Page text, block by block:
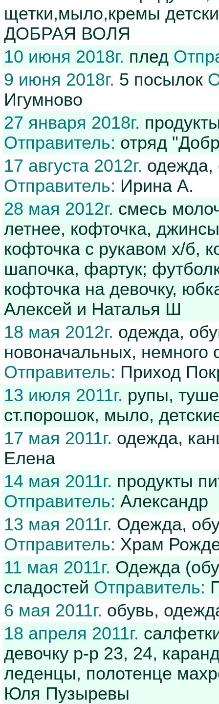
щетки,мыло,кремы
ДОБРАЯ ВОЛЯ
10 июня 2018г. плед
9 июня 2018г. 5 посылок
Игумново
27 января 2018г.
Отправитель: отряд
17 августа 2012г. одежда,
Отправитель: Ирина А.
28 мая 2012г. смесь
летнее, кофточка,
кофточка с рукавом х/б,
шапочка, фартук;
кофточка на девочку,
Алексей и Наталья Ш
18 мая 2012г. одежда,
новоначальных, немного
Отправитель: Приход
13 июля 2011г. рупы,
ст.порошок, мыло,
17 мая 2011г. одежда,
Елена
14 мая 2011г. продукты
Отправитель: Александр
13 мая 2011г. Одежда,
Отправитель: Храм
11 мая 2011г. Одежда
сладостей Отправитель:
6 мая 2011г. обувь,
18 апреля 2011г.
девочку р-р 23, 24,
леденцы, полотенце
Юля Пузыревы